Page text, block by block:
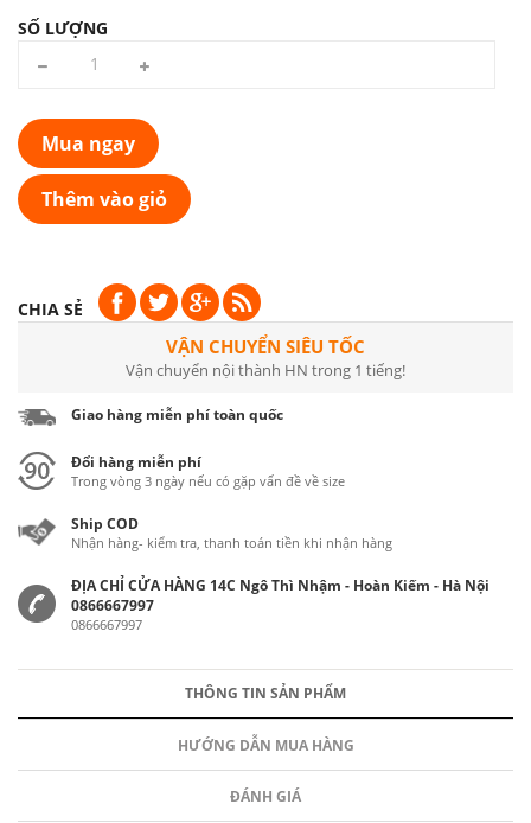
SỐ LƯỢNG
Mua ngay
Thêm vào giỏ
CHIA SẺ
VẬN CHUYỂN SIÊU TỐC
Vận chuyển nội thành HN trong 1 tiếng!
Giao hàng miễn phí toàn quốc
Đổi hàng miễn phí
Trong vòng 3 ngày nếu có gặp vấn đề về size
Ship COD
Nhận hàng- kiểm tra, thanh toán tiền khi nhận hàng
ĐỊA CHỈ CỬA HÀNG 14C Ngô Thì Nhậm - Hoàn Kiếm - Hà Nội
0866667997
0866667997
THÔNG TIN SẢN PHẨM
HƯỚNG DẪN MUA HÀNG
ĐÁNH GIÁ